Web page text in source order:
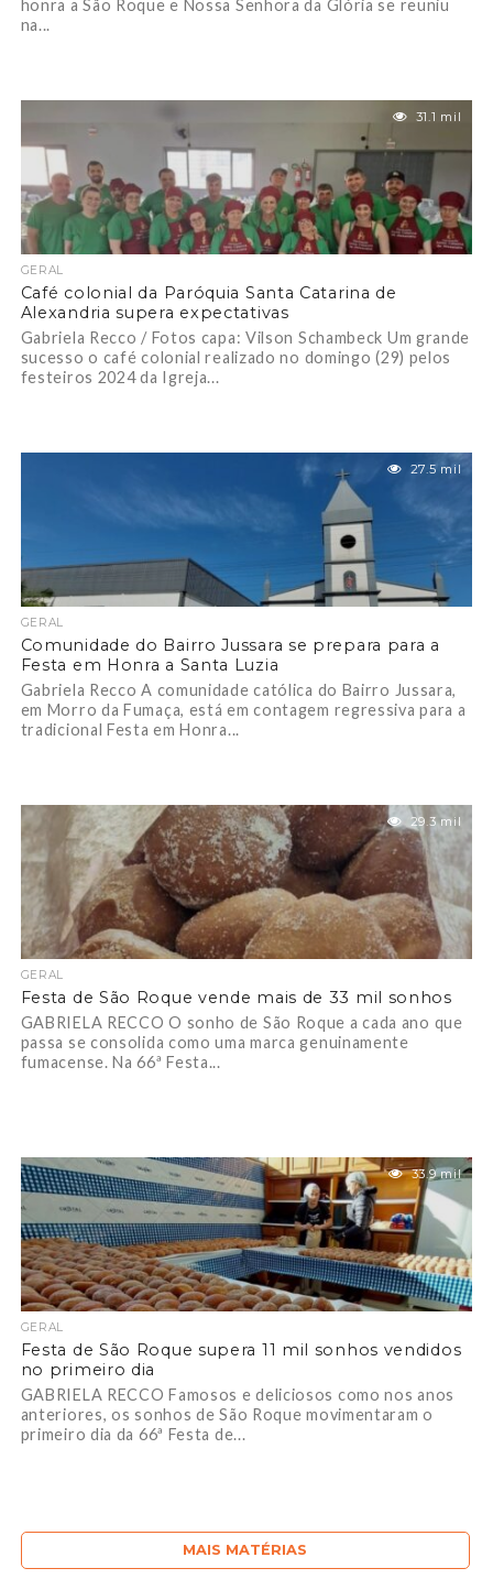
honra a São Roque e Nossa Senhora da Glória se reuniu
na...
31.1 mil
GERAL
Café colonial da Paróquia Santa Catarina de
Alexandria supera expectativas
Gabriela Recco / Fotos capa: Vilson Schambeck Um grande
sucesso o café colonial realizado no domingo (29) pelos
festeiros 2024 da Igreja...
27.5 mil
GERAL
Comunidade do Bairro Jussara se prepara para a
Festa em Honra a Santa Luzia
Gabriela Recco A comunidade católica do Bairro Jussara,
em Morro da Fumaça, está em contagem regressiva para a
tradicional Festa em Honra...
29.3 mil
GERAL
Festa de São Roque vende mais de 33 mil sonhos
GABRIELA RECCO O sonho de São Roque a cada ano que
passa se consolida como uma marca genuinamente
fumacense. Na 66ª Festa...
33.9 mil
GERAL
Festa de São Roque supera 11 mil sonhos vendidos
no primeiro dia
GABRIELA RECCO Famosos e deliciosos como nos anos
anteriores, os sonhos de São Roque movimentaram o
primeiro dia da 66ª Festa de...
MAIS MATÉRIAS